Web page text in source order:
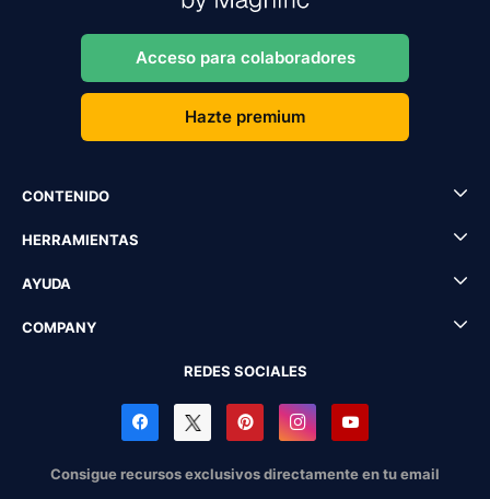
Acceso para colaboradores
Hazte premium
CONTENIDO
HERRAMIENTAS
AYUDA
COMPANY
REDES SOCIALES
Consigue recursos exclusivos directamente en tu email